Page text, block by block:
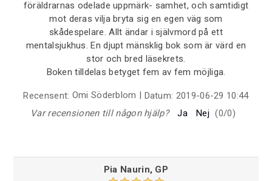
föräldrarnas odelade uppmärk- samhet, och samtidigt
mot deras vilja bryta sig en egen väg som
skådespelare. Allt ändar i självmord på ett
mentalsjukhus. En djupt mänsklig bok som är värd en
stor och bred läsekrets.
Boken tilldelas betyget fem av fem möjliga.
Recensent: Omi Söderblom | Datum: 2019-06-29 10:44
Var recensionen till någon hjälp?
Ja Nej (0/0)
Pia Naurin, GP